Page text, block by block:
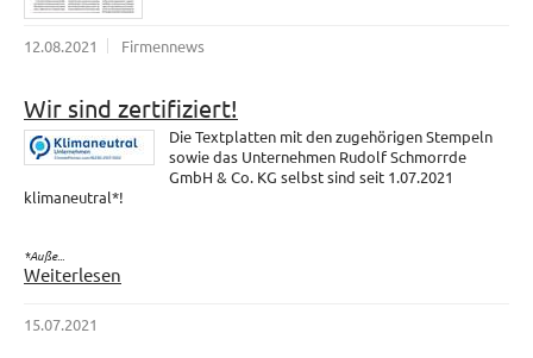
12.08.2021 Firmennews
Wir sind zertifiziert!
Die Textplatten mit den zugehörigen Stempeln
sowie das Unternehmen Rudolf Schmorrde
GmbH & Co. KG selbst sind seit 1.07.2021
klimaneutral*!
*Auße...
Weiterlesen
15.07.2021